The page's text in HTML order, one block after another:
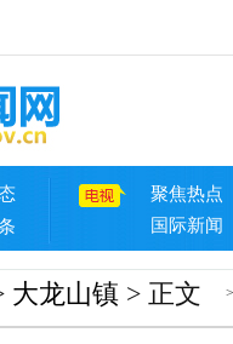
聚焦热点
国际新闻
>
大龙山镇 > 正文